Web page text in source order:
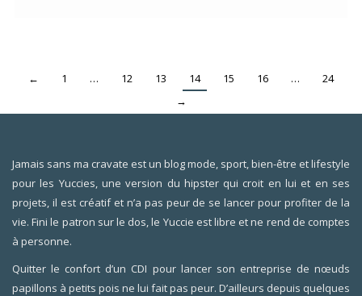
← 1 … 12 13 14 15 16 …
24
→
Jamais sans ma cravate est un blog mode, sport, bien-être et lifestyle
pour les Yuccies, une version du hipster qui croit en lui et en ses
projets, il est créatif et n’a pas peur de se lancer pour profiter de la
vie. Fini le patron sur le dos, le Yuccie est libre et ne rend de comptes
à personne.
Quitter le confort d’un CDI pour lancer son entreprise de nœuds
papillons à petits pois ne lui fait pas peur. D’ailleurs depuis quelques